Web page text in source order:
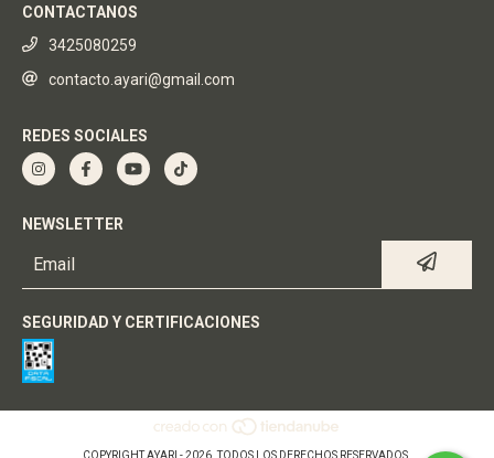
CONTACTANOS
3425080259
contacto.ayari@gmail.com
REDES SOCIALES
NEWSLETTER
SEGURIDAD Y CERTIFICACIONES
COPYRIGHT AYARI - 2026. TODOS LOS DERECHOS RESERVADOS.